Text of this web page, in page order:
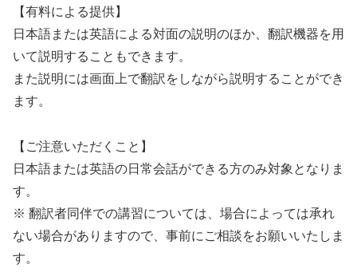
【有料による提供】
日本語または英語による対面の説明のほか、翻訳機器を用
いて説明することもできます。
また説明には画面上で翻訳をしながら説明することができ
ます。
【ご注意いただくこと】
日本語または英語の日常会話ができる方のみ対象となりま
す。
※ 翻訳者同伴での講習については、場合によっては承れ
ない場合がありますので、事前にご相談をお願いいたしま
す。